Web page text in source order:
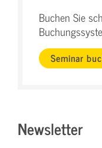
Buchen Sie
Seminar
Newsletter